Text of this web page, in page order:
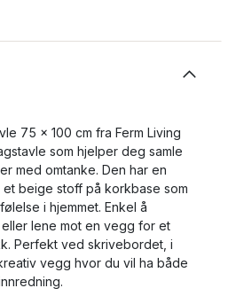
75 x 100 cm fra Ferm Living
som hjelper deg samle
med omtanke. Den har en
beige stoff på korkbase som
i hjemmet. Enkel å
lene mot en vegg for et
Perfekt ved skrivebordet, i
vegg hvor du vil ha både